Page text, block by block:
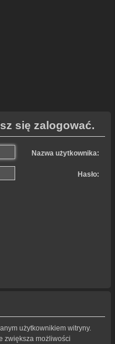
się zalogować.
Nazwa użytkownika:
Hasło:
użytkownikiem witryny.
zwiększa możliwości